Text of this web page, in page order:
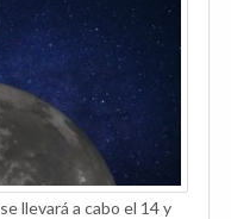
llevará a cabo el 14 y